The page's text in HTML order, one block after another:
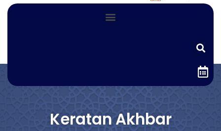
Keratan Akhbar